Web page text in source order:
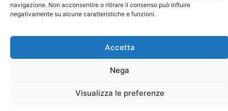
navigazione. Non acconsentire o ritirare il consenso può influire
negativamente su alcune caratteristiche e funzioni.
Accetta
Nega
Visualizza le preferenze